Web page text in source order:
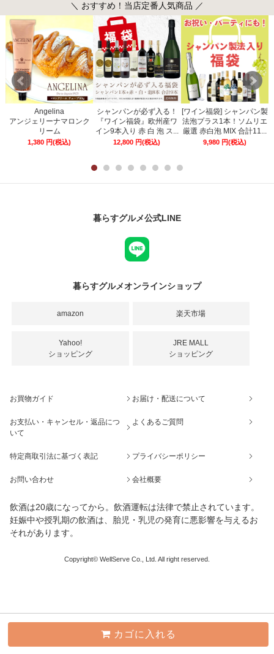
カゴに入れる
＼ おすすめ！当店定番人気商品 ／
Angelina
アンジェリーナマロンク
リーム
1,380 円(税込)
シャンパンが必ず入る！
『ワイン福袋』欧州産ワ
イン9本入り 赤 白 泡 ス...
12,800 円(税込)
[ワイン福袋] シャンパン製
法泡プラス1本！ソムリエ
厳選 赤白泡 MIX 合計11...
9,980円(税込)
暮らすグルメ公式LINE
暮らすグルメオンラインショップ
amazon 楽天市場
Yahoo!
ショッピング
JRE MALL
ショッピング
お買物ガイド お届け・配送について
お支払い・キャンセル・返品につ
いて
よくあるご質問
特定商取引法に基づく表記 プライバシーポリシー
お問い合わせ 会社概要
飲酒は20歳になってから。飲酒運転は法律で禁止されています。
妊娠中や授乳期の飲酒は、胎児・乳児の発育に悪影響を与えるお
それがあります。
Copyright© WellServe Co., Ltd. All right reserved.